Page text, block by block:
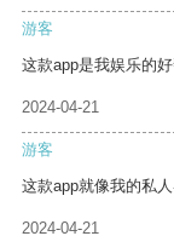
游客
这款app是我娱乐的
2024-04-21
游客
这款app就像我的私
2024-04-21